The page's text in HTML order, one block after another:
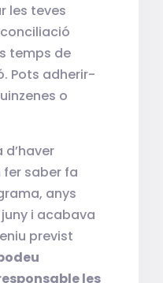
les teves
temps de
Pots adherir-
o
d’haver
saber fa
anys
juny i acabava
previst
les